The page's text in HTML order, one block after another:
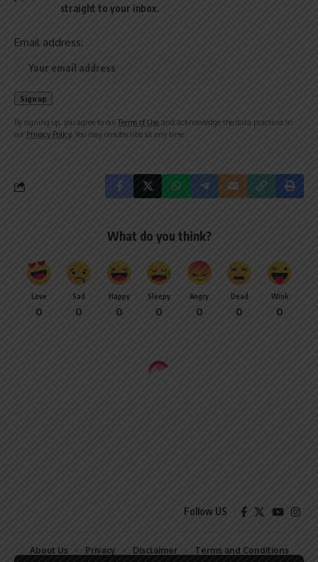
straight to your inbox.
Email address:
By signing up, you agree to our Terms of Use and acknowledge the data practices in
our Privacy Policy. You may unsubscribe at any time.
What do you think?
Love
0
Sad
0
Happy
0
Sleepy
0
Angry
0
Dead
0
Wink
0
Follow US
About Us Privacy Disclaimer
Terms and Conditions